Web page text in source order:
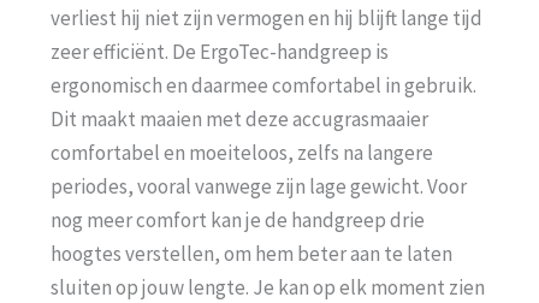
verliest hij niet zijn vermogen en hij blijft lange tijd
zeer efficiënt. De ErgoTec-handgreep is
ergonomisch en daarmee comfortabel in gebruik.
Dit maakt maaien met deze accugrasmaaier
comfortabel en moeiteloos, zelfs na langere
periodes, vooral vanwege zijn lage gewicht. Voor
nog meer comfort kan je de handgreep drie
hoogtes verstellen, om hem beter aan te laten
sluiten op jouw lengte. Je kan op elk moment zien